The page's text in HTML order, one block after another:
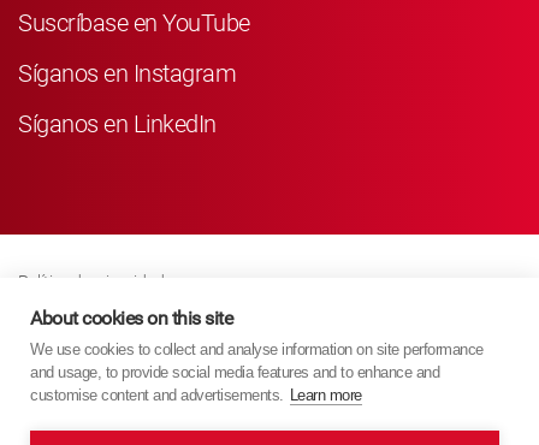
Suscríbase en YouTube
Síganos en Instagram
Síganos en LinkedIn
Política de privacidad
Business Partner Privacy
Política De Cookies
Modern Slavery Act Policy
About cookies on this site
We use cookies to collect and analyse information on site performance
and usage, to provide social media features and to enhance and
customise content and advertisements. Learn more